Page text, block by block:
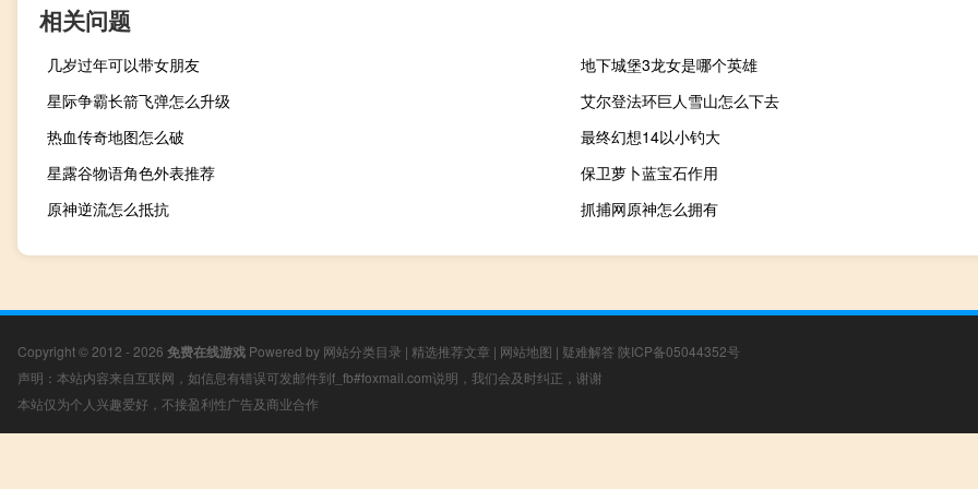
相关问题
几岁过年可以带女朋友
地下城堡3龙女是哪个英雄
星际争霸长箭飞弹怎么升级
艾尔登法环巨人雪山怎么下去
热血传奇地图怎么破
最终幻想14以小钓大
星露谷物语角色外表推荐
保卫萝卜蓝宝石作用
原神逆流怎么抵抗
抓捕网原神怎么拥有
Copyright © 2012 - 2026 免费在线游戏 Powered by 网站分类目录 | 精选推荐文章 | 网站地图 | 疑难解答 陕ICP备05044352号
声明：本站内容来自互联网，如信息有错误可发邮件到f_fb#foxmail.com说明，我们会及时纠正，谢谢
本站仅为个人兴趣爱好，不接盈利性广告及商业合作